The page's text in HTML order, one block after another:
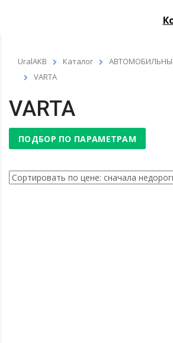
UralAKB Каталог
VARTA
VARTA
ПОДБОР ПО ПАРАМЕТРАМ